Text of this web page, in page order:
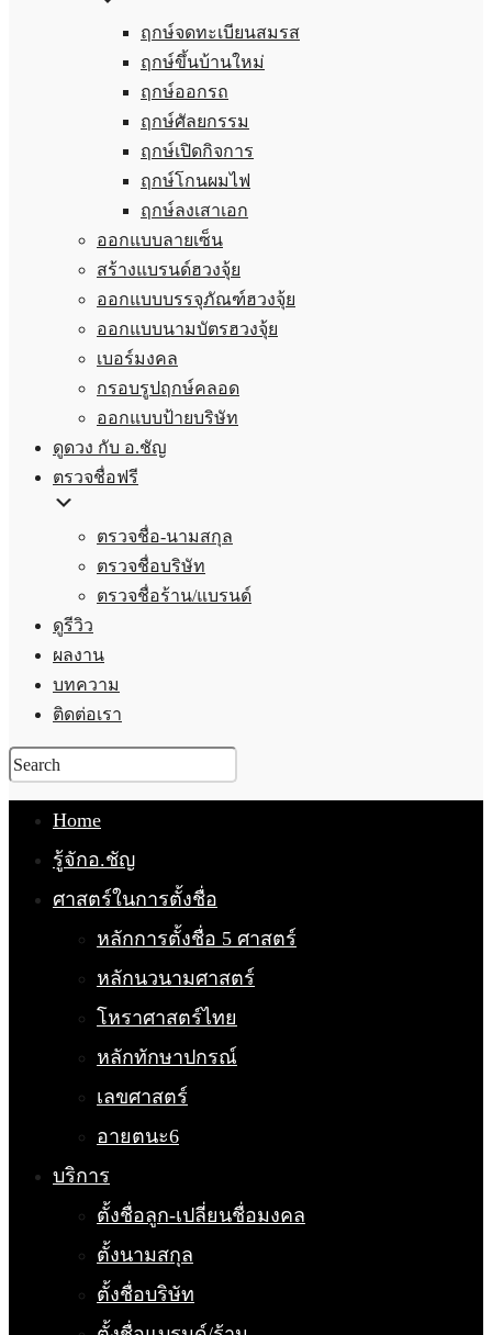
ฤกษ์จดทะเบียนสมรส
ฤกษ์ขึ้นบ้านใหม่
ฤกษ์ออกรถ
ฤกษ์ศัลยกรรม
ฤกษ์เปิดกิจการ
ฤกษ์โกนผมไฟ
ฤกษ์ลงเสาเอก
ออกแบบลายเซ็น
สร้างแบรนด์ฮวงจุ้ย
ออกแบบบรรจุภัณฑ์ฮวงจุ้ย
ออกแบบนามบัตรฮวงจุ้ย
เบอร์มงคล
กรอบรูปฤกษ์คลอด
ออกแบบป้ายบริษัท
ดูดวง กับ อ.ชัญ
ตรวจชื่อฟรี
ตรวจชื่อ-นามสกุล
ตรวจชื่อบริษัท
ตรวจชื่อร้าน/แบรนด์
ดูรีวิว
ผลงาน
บทความ
ติดต่อเรา
Home
รู้จักอ.ชัญ
ศาสตร์ในการตั้งชื่อ
หลักการตั้งชื่อ 5 ศาสตร์
หลักนวนามศาสตร์
โหราศาสตร์ไทย
หลักทักษาปกรณ์
เลขศาสตร์
อายตนะ6
บริการ
ตั้งชื่อลูก-เปลี่ยนชื่อมงคล
ตั้งนามสกุล
ตั้งชื่อบริษัท